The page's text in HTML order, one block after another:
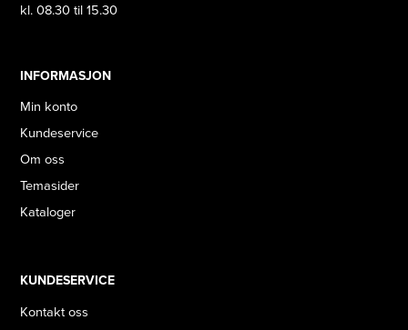
kl. 08.30 til 15.30
INFORMASJON
Min konto
Kundeservice
Om oss
Temasider
Kataloger
KUNDESERVICE
Kontakt oss